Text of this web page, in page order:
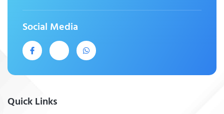
Social Media
Quick Links